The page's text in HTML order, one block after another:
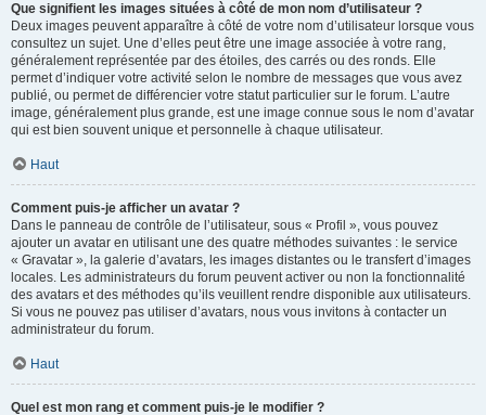
Que signifient les images situées à côté de mon nom d’utilisateur ?
Deux images peuvent apparaître à côté de votre nom d’utilisateur lorsque vous
consultez un sujet. Une d’elles peut être une image associée à votre rang,
généralement représentée par des étoiles, des carrés ou des ronds. Elle
permet d’indiquer votre activité selon le nombre de messages que vous avez
publié, ou permet de différencier votre statut particulier sur le forum. L’autre
image, généralement plus grande, est une image connue sous le nom d’avatar
qui est bien souvent unique et personnelle à chaque utilisateur.
Haut
Comment puis-je afficher un avatar ?
Dans le panneau de contrôle de l’utilisateur, sous « Profil », vous pouvez
ajouter un avatar en utilisant une des quatre méthodes suivantes : le service
« Gravatar », la galerie d’avatars, les images distantes ou le transfert d’images
locales. Les administrateurs du forum peuvent activer ou non la fonctionnalité
des avatars et des méthodes qu’ils veuillent rendre disponible aux utilisateurs.
Si vous ne pouvez pas utiliser d’avatars, nous vous invitons à contacter un
administrateur du forum.
Haut
Quel est mon rang et comment puis-je le modifier ?